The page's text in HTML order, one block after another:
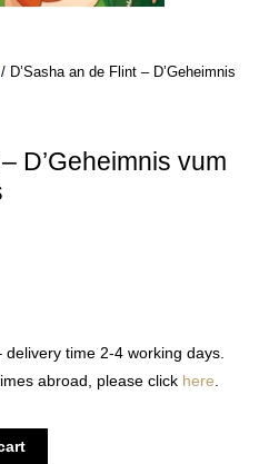
/ D’Sasha an de Flint – D’Geheimnis
D’Geheimnis vum
time 2-4 working days.
abroad, please click here